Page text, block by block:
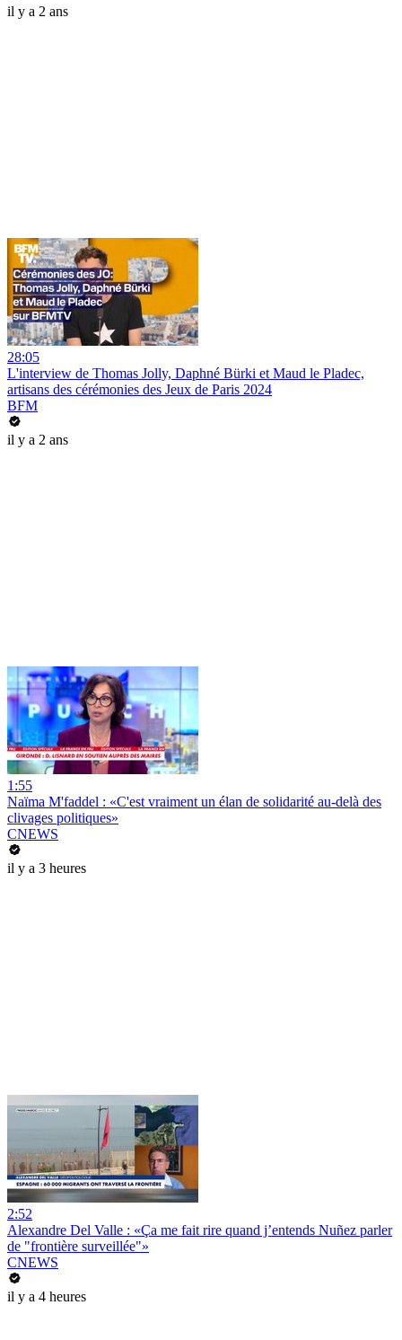
il y a 2 ans
28:05
L'interview de Thomas Jolly, Daphné Bürki et Maud le Pladec,
artisans des cérémonies des Jeux de Paris 2024
BFM
il y a 2 ans
1:55
Naïma M'faddel : «C'est vraiment un élan de solidarité au-delà des
clivages politiques»
CNEWS
il y a 3 heures
2:52
Alexandre Del Valle : «Ça me fait rire quand j’entends Nuñez parler
de "frontière surveillée"»
CNEWS
il y a 4 heures